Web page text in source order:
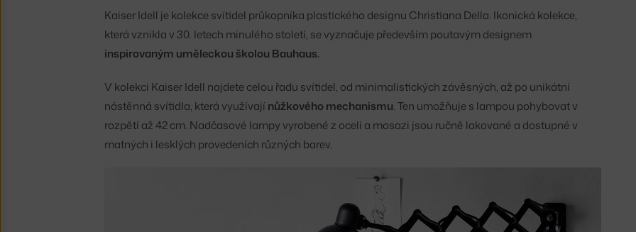
Kaiser Idell je kolekce svítidel průkopníka plastického designu Christiana Della. Ikonická kolekce,
která vznikla v 30. letech minulého století, se vyznačuje především poutavým designem
inspirovaným uměleckou školou Bauhaus.
V kolekci Kaiser Idell najdete celou řadu svítidel, od minimalistických závěsných, až po unikátní
nástěnná svítidla, která využívají nůžkového mechanismu. Ten umožňuje s lampou pohybovat v
rozpětí až 42 cm. Nadčasové lampy vyrobené z oceli a mosazi jsou ručně lakované a dostupné v
matných i lesklých provedeních různých barev.